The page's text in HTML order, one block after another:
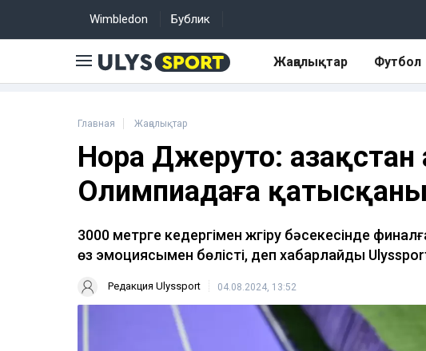
Wimbledon Бублик
Жаңалықтар Футбол
Главная Жаңалықтар
Нора Джеруто:
Олимпиадаға
3000 метрге кедергімен жүгіру бәсекесінде
өз эмоциясымен бөлісті, деп хабарлайды
Редакция Ulyssport 04.08.2024, 13:52